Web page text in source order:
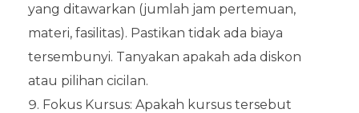
yang ditawarkan (jumlah jam pertemuan,
materi, fasilitas). Pastikan tidak ada biaya
tersembunyi. Tanyakan apakah ada diskon
atau pilihan cicilan.
Fokus Kursus: Apakah kursus tersebut